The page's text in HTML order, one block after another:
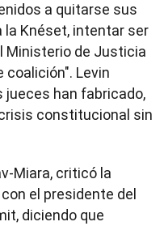
a quitarse sus
Knéset, intentar ser
Ministerio de Justicia
coalición". Levin
han fabricado,
constitucional sin
Miara, criticó la
el presidente del
diciendo que